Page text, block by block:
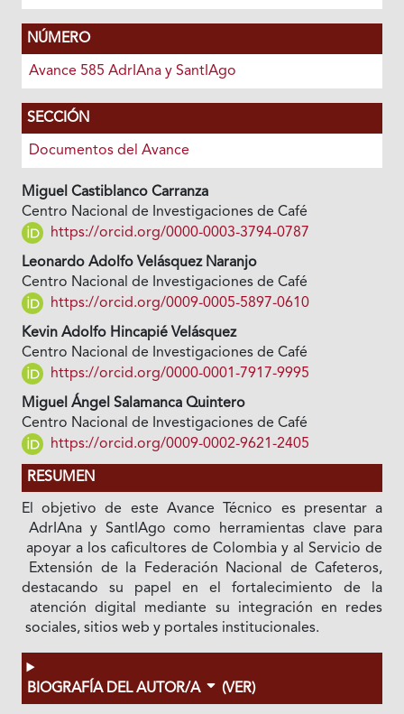
NÚMERO
Avance 585 AdrIAna y SantIAgo
SECCIÓN
Documentos del Avance
Miguel Castiblanco Carranza
Centro Nacional de Investigaciones de Café
https://orcid.org/0000-0003-3794-0787
Leonardo Adolfo Velásquez Naranjo
Centro Nacional de Investigaciones de Café
https://orcid.org/0009-0005-5897-0610
Kevin Adolfo Hincapié Velásquez
Centro Nacional de Investigaciones de Café
https://orcid.org/0000-0001-7917-9995
Miguel Ángel Salamanca Quintero
Centro Nacional de Investigaciones de Café
https://orcid.org/0009-0002-9621-2405
RESUMEN
El objetivo de este Avance Técnico es presentar a
AdrIAna y SantIAgo como herramientas clave para
apoyar a los caficultores de Colombia y al Servicio de
Extensión de la Federación Nacional de Cafeteros,
destacando su papel en el fortalecimiento de la
atención digital mediante su integración en redes
sociales, sitios web y portales institucionales.
BIOGRAFÍA DEL AUTOR/A (VER)